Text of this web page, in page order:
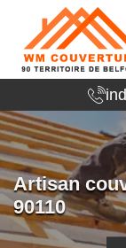
Artisan
90110